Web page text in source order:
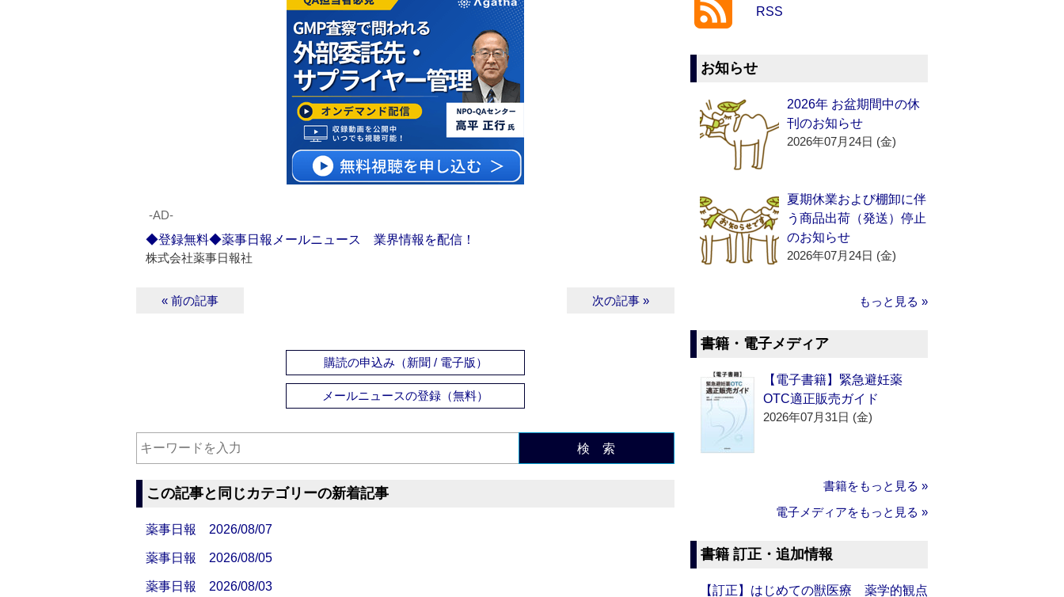
‐AD‐
◆登録無料◆薬事日報メールニュース 業界情報を配信！
株式会社薬事日報社
« 前の記事 次の記事 »
購読の申込み（新聞 / 電子版）
メールニュースの登録（無料）
検 索
この記事と同じカテゴリーの新着記事
薬事日報 2026/08/07
薬事日報 2026/08/05
薬事日報 2026/08/03
RSS
お知らせ
2026年 お盆期間中の休
刊のお知らせ
2026年07月24日 (金)
夏期休業および棚卸に伴
う商品出荷（発送）停止
のお知らせ
2026年07月24日 (金)
もっと見る »
書籍・電子メディア
【電子書籍】緊急避妊薬
OTC適正販売ガイド
2026年07月31日 (金)
書籍をもっと見る »
電子メディアをもっと見る »
書籍 訂正・追加情報
【訂正】はじめての獣医療 薬学的観点